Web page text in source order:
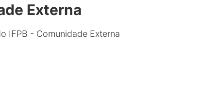
Externa
IFPB - Comunidade Externa